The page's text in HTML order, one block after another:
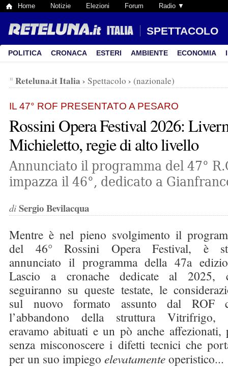
Home Notizie Elezioni Forum Radio ▼
SPETTACOLO
POLITICA CRONACA ESTERI AMBIENTE ECONOMIA
Reteluna.it Italia › Spettacolo › (nazionale)
IL 47° ROF PRESENTATO A PESARO
Rossini Opera Festival 2026:
Michieletto, regie di alto livello
Annunciato il programma del 47°
impazza il 46°, dedicato a
di Sergio Bevilacqua
Mentre è nel pieno svolgimento il
del 46° Rossini Opera Festival, è
annunciato il programma della 47a
Lascio a cronache dedicate al 2025,
seguiranno su queste testate, le
sul nuovo formato assunto dal ROF
l’abbandono della struttura Vitrifrigo,
eravamo abituati e un pò anche affezionati,
senza misconoscere i difetti tecnici che
per un suo impiego elevatamenteoperistico...